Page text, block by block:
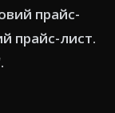
прайс-
прайс-лист.